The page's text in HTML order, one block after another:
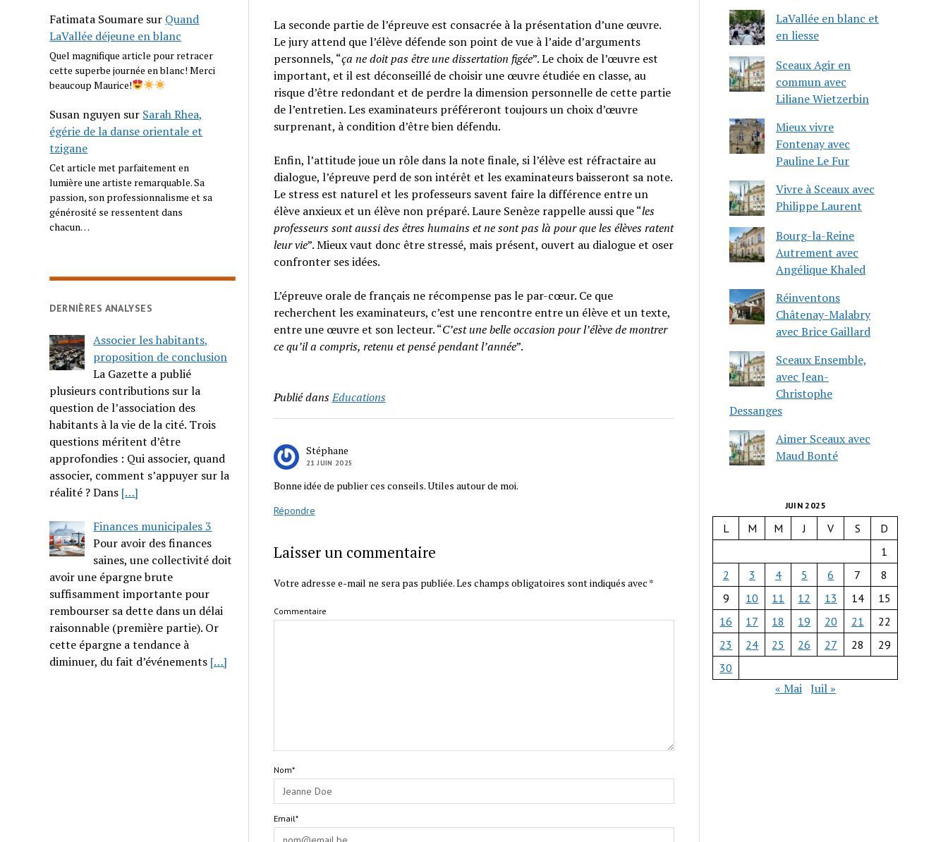
Fatimata Soumare sur Quand
LaVallée déjeune en blanc
Quel magnifique article pour retracer
cette superbe journée en blanc! Merci
beaucoup Maurice!
Susan nguyen sur Sarah Rhea,
égérie de la danse orientale et
tzigane
Cet article met parfaitement en
lumière une artiste remarquable. Sa
passion, son professionnalisme et sa
générosité se ressentent dans
chacun…
DERNIÈRES ANALYSES
Associer les habitants,
proposition de conclusion
La Gazette a publié
plusieurs contributions sur la
question de l’association des
habitants à la vie de la cité. Trois
questions méritent d’être
approfondies : Qui associer, quand
associer, comment s’appuyer sur la
réalité ? Dans […]
Finances municipales 3
Pour avoir des finances
saines, une collectivité doit
avoir une épargne brute
suffisamment importante pour
rembourser sa dette dans un délai
raisonnable (première partie). Or
cette épargne a tendance à
diminuer, du fait d’événements […]
La seconde partie de l’épreuve est consacrée à la présentation d’une œuvre.
Le jury attend que l’élève défende son point de vue à l’aide d’arguments
personnels, “ça ne doit pas être une dissertation figée”. Le choix de l’œuvre est
important, et il est déconseillé de choisir une œuvre étudiée en classe, au
risque d’être redondant et de perdre la dimension personnelle de cette partie
de l’entretien. Les examinateurs préféreront toujours un choix d’œuvre
surprenant, à condition d’être bien défendu.
Enfin, l’attitude joue un rôle dans la note finale, si l’élève est réfractaire au
dialogue, l’épreuve perd de son intérêt et les examinateurs baisseront sa note.
Le stress est naturel et les professeurs savent faire la différence entre un
élève anxieux et un élève non préparé. Laure Senèze rappelle aussi que “les
professeurs sont aussi des êtres humains et ne sont pas là pour que les élèves ratent
leur vie”. Mieux vaut donc être stressé, mais présent, ouvert au dialogue et oser
confronter ses idées.
L’épreuve orale de français ne récompense pas le par-cœur. Ce que
recherchent les examinateurs, c’est une rencontre entre un élève et un texte,
entre une œuvre et son lecteur. “C’est une belle occasion pour l’élève de montrer
ce qu’il a compris, retenu et pensé pendant l’année”.
Publié dansEducations
Stéphane
21 JUIN 2025
Bonne idée de publier ces conseils. Utiles autour de moi.
Répondre
Laisser un commentaire
Votre adresse e-mail ne sera pas publiée.Les champs obligatoires sont indiqués avec *
Commentaire
Nom*
Email*
LaVallée en blanc et
en liesse
Sceaux Agir en
commun avec
Liliane Wietzerbin
Mieux vivre
Fontenay avec
Pauline Le Fur
Vivre à Sceaux avec
Philippe Laurent
Bourg-la-Reine
Autrement avec
Angélique Khaled
Réinventons
Châtenay-Malabry
avec Brice Gaillard
Sceaux Ensemble,
avec Jean-
Christophe
Dessanges
Aimer Sceaux avec
Maud Bonté
JUIN 2025
L M M J V S
D
1
2
3 4 5 6 7
8
9
10 11 12 13 14
15
16
17 18 19 20 21
22
23
24 25 26 27 28
29
30
« Mai Juil »